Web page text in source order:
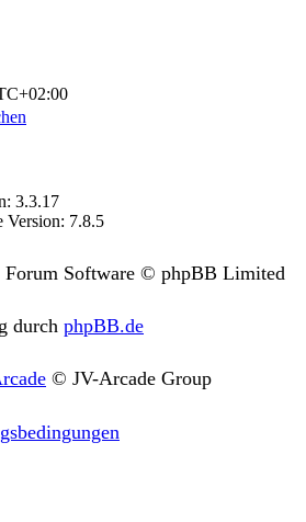
3.3.17
Version: 7.8.5
Software © phpBB Limited
durch phpBB.de
© JV-Arcade Group